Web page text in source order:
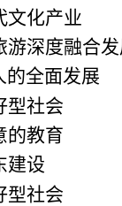
文化产业
游深度融合
的全面发展
型社会
的教育
建设
型社会